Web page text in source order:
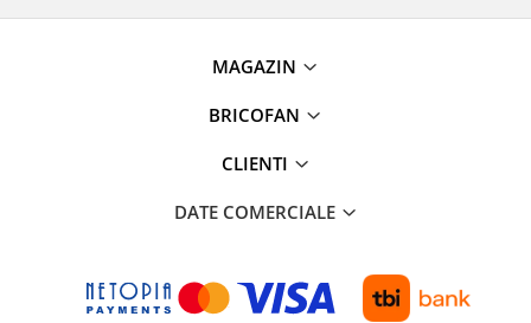
Fierastraie pendulare electrice
Masini de gaurit si insurubat
Accesorii masini de gaurit
Ciocane rotopercutoare cu
Masini de gaurit si insurubat cu
acumulatori
MAGAZIN
BRICOFAN
CLIENTI
DATE COMERCIALE